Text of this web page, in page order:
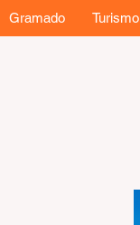
Gramado Turismo